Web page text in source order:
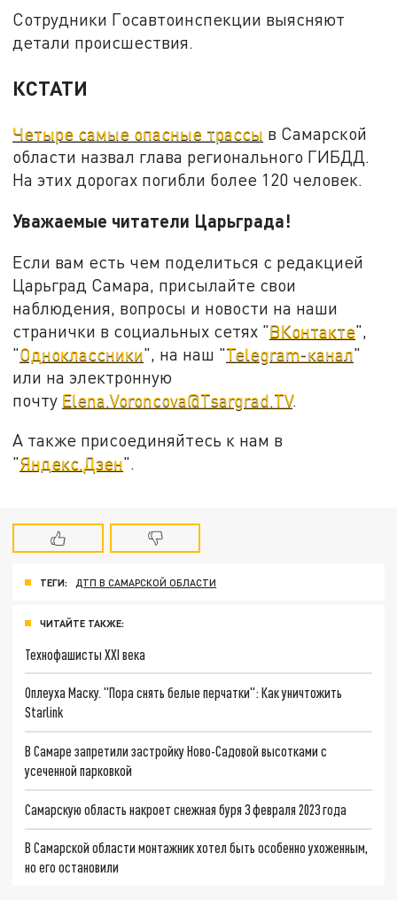
Сотрудники Госавтоинспекции выясняют
детали происшествия.
КСТАТИ
Четыре самые опасные трассы в Самарской
области назвал глава регионального ГИБДД.
На этих дорогах погибли более 120 человек.
Уважаемые читатели Царьграда!
Если вам есть чем поделиться с редакцией
Царьград Самара, присылайте свои
наблюдения, вопросы и новости на наши
странички в социальных сетях "ВКонтакте",
"Одноклассники", на наш "Telegram-канал"
или на электронную
почту Elena.Voroncova@Tsargrad.TV.
А также присоединяйтесь к нам в
"Яндекс.Дзен".
ТЕГИ: ДТП В САМАРСКОЙ ОБЛАСТИ
ЧИТАЙТЕ ТАКЖЕ:
Технофашисты XXI века
Оплеуха Маску. "Пора снять белые перчатки": Как уничтожить
Starlink
В Самаре запретили застройку Ново-Садовой высотками с
усеченной парковкой
Самарскую область накроет снежная буря 3 февраля 2023 года
В Самарской области монтажник хотел быть особенно ухоженным,
но его остановили